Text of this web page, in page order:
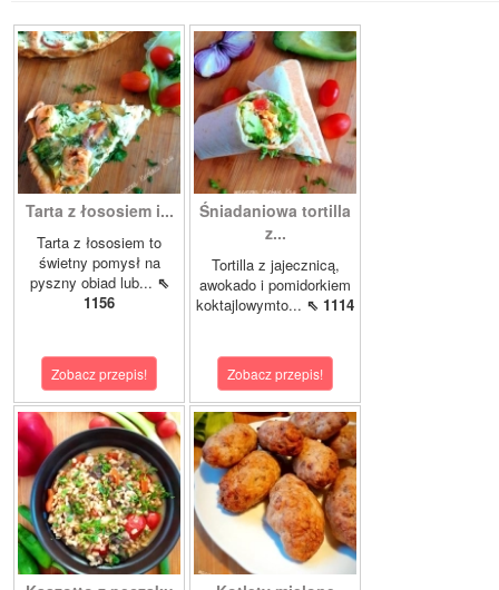
Tarta z łososiem i...
Tarta z łososiem to
świetny pomysł na
pyszny obiad lub... ⇖
1156
Zobacz przepis!
Śniadaniowa tortilla
z...
Tortilla z jajecznicą,
awokado i pomidorkiem
koktajlowymto... ⇖ 1114
Zobacz przepis!